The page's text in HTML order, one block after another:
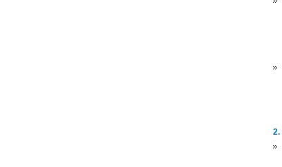
2.